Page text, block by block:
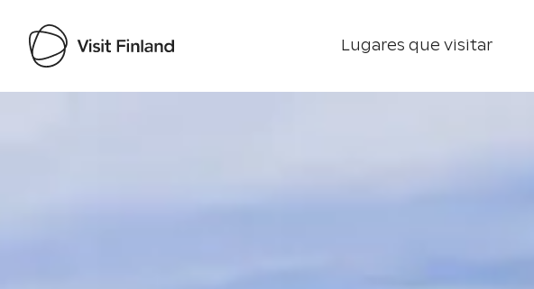
Lugares que visitar